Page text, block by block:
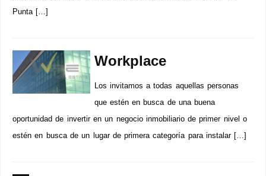
Punta […]
Workplace
Los invitamos a todas aquellas personas
que estén en busca de una buena
oportunidad de invertir en un negocio inmobiliario de primer nivel o
estén en busca de un lugar de primera categoría para instalar […]